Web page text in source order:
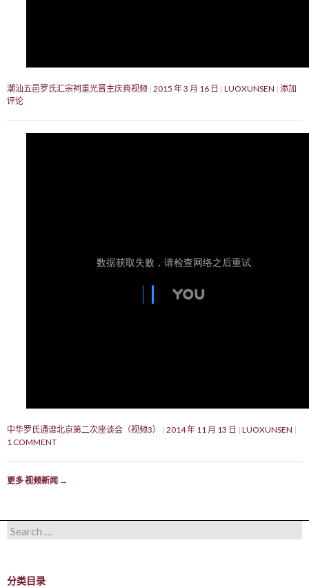
潮汕五邑罗氏汇宗祠重光晋主庆典视频 2015 年 3 月 16 日 LUOXUNSEN 添加
评论
中华罗氏通谱北京第二次座谈会（视频3） 2014 年 11 月 13 日
LUOXUNSEN
1 COMMENT
更多 视频新闻 →
Search for:
分类目录